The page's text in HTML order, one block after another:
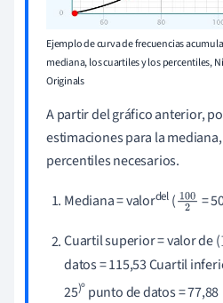
Ejemplo de curva de frecuencias
mediana, los cuartiles y los percentiles,
Originals
A partir del gráfico anterior,
estimaciones para la
percentiles necesarios.
Mediana = valordel (100 =
Cuartil superior = valor de (
datos = 115,53 Cuartil
25)º punto de datos = 77,88